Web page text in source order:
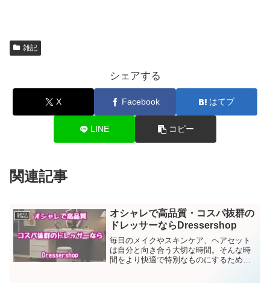
雑記
シェアする
X Facebook はてブ
LINE コピー
関連記事
雑記
オシャレで高品質・コスパ抜群の
ドレッサーならDressershop
毎日のメイクやスキンケア、ヘアセット
は自分と向き合う大切な時間。そんな時
間をより快適で特別なものにするため